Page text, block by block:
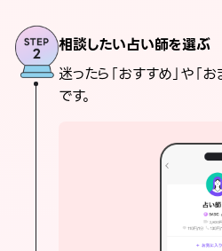
相談したい占い師を選ぶ
迷ったら「おすすめ」や「
です。